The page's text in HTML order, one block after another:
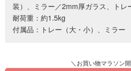
装）、ミラー／2mm厚ガラス、トレ
耐荷重：約1.5kg
付属品：トレー（大・小）、ミラー